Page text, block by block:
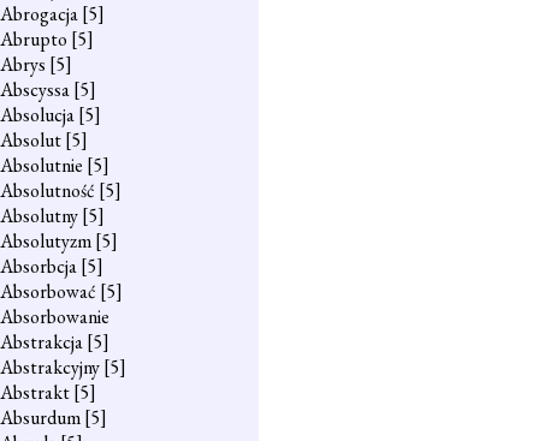
Abrogacja[5]
Abrupto [5]
Abrys [5]
Abscyssa[5]
Absolucja[5]
Absolut[5]
Absolutnie [5]
Absolutność [5]
Absolutny[5]
Absolutyzm[5]
Absorbcja[5]
Absorbować [5]
Absorbowanie
Abstrakcja[5]
Abstrakcyjny[5]
Abstrakt[5]
Absurdum[5]